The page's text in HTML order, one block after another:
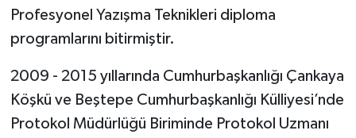
Profesyonel Yazışma Teknikleri diploma
programlarını bitirmiştir.
2009 - 2015 yıllarında Cumhurbaşkanlığı Çankaya
Köşkü ve Beştepe Cumhurbaşkanlığı Külliyesi’nde
Protokol Müdürlüğü Biriminde Protokol Uzmanı